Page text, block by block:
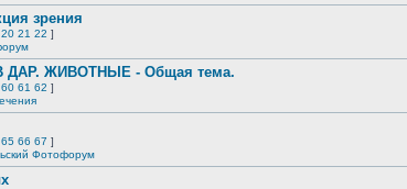
зрения
20 21 22 ]
ЖИВОТНЫЕ - Общая тема.
60 61 62 ]
65 66 67 ]
Фотофорум